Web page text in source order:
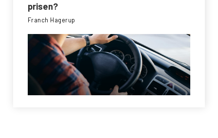
prisen?
Franch Hagerup